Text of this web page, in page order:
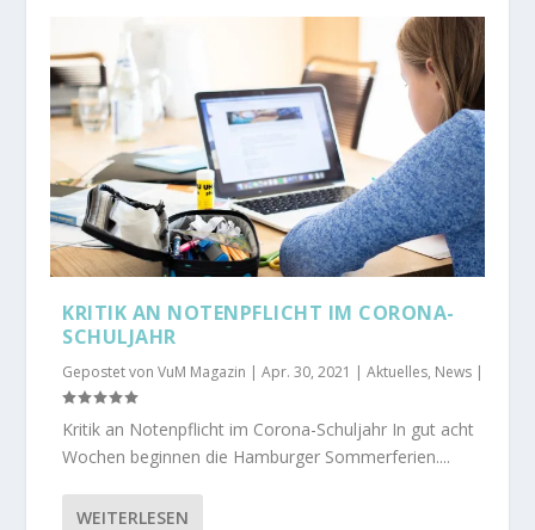
KRITIK AN NOTENPFLICHT IM CORONA-
SCHULJAHR
Gepostet vonVuM Magazin |Apr. 30, 2021 |Aktuelles, News |
Kritik an Notenpflicht im Corona-Schuljahr In gut acht
Wochen beginnen die Hamburger Sommerferien....
WEITERLESEN